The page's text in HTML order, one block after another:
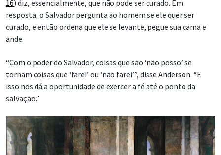
Nesta cena dos Vídeos da Bíblia que retratam Mateus 16, atores
representando Jesus Cristo e os apóstolos caminham enquanto
Jesus, à esquerda, os ensina.| The Church of Jesus Christ of Latter-
day Saints
Conhecimento espiritual
Anderson concluiu dizendo que é importante ter confiança no
conhecimento de coisas espirituais. Muitas pessoas acham
que é normal acreditar em coisas espirituais, mas também
pensam que ninguém pode conhecê-las; no entanto, isso
desconsidera completamente o Espírito Santo, disse
Anderson.